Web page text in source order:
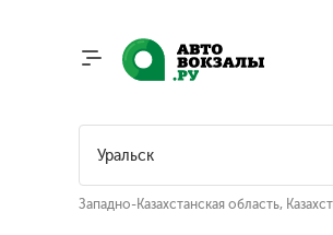
Западно-Казахстанская область,